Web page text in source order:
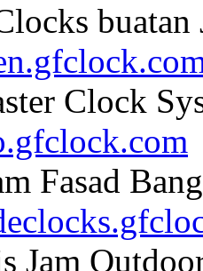
buatan
Clock
Fasad
Jam